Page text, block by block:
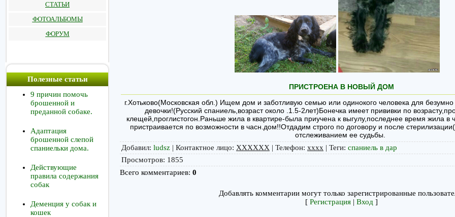
СТАТЬИ
ФОТОАЛЬБОМЫ
ФОРУМ
Полезные статьи
9 причин помочь
брошенной и
преданной собаке.
Адаптация
брошенной слепой
спаниельки дома.
Действующие
правила содержания
собак
Деменция у собак и
кошек
ПРИСТРОЕНА В НОВЫЙ ДОМ
г.Хотьково(Московская обл.) Ищем дом и заботливую семью или одинокого человека для
девочки!(Русский спаниель,возраст около .1.5-2лет)Бонечка имеет прививки по
клещей,проглистогон.Раньше жила в квартире-была приучена к выгулу,последнее время жила в
пристраивается по возможности в часн.дом!!Отдадим строго по договору и после
отслеживанием ее судьбы.
Добавил: ludsz | Контактное лицо: ХХХХХХ | Телефон: xxxx | Теги: спаниель в дар
Просмотров: 1855
Всего комментариев: 0
Добавлять комментарии могут только зарегистрированные
[ Регистрация| Вход ]